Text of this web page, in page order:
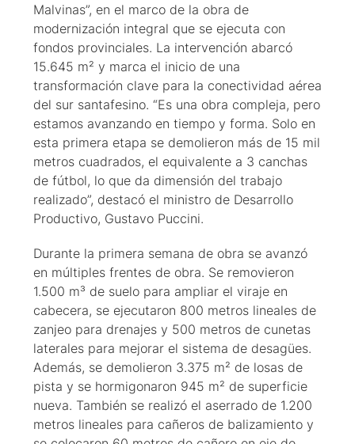
Malvinas”, en el marco de la obra de
modernización integral que se ejecuta con
fondos provinciales. La intervención abarcó
15.645 m² y marca el inicio de una
transformación clave para la conectividad aérea
del sur santafesino. “Es una obra compleja, pero
estamos avanzando en tiempo y forma. Solo en
esta primera etapa se demolieron más de 15 mil
metros cuadrados, el equivalente a 3 canchas
de fútbol, lo que da dimensión del trabajo
realizado”, destacó el ministro de Desarrollo
Productivo, Gustavo Puccini.
Durante la primera semana de obra se avanzó
en múltiples frentes de obra. Se removieron
1.500 m³ de suelo para ampliar el viraje en
cabecera, se ejecutaron 800 metros lineales de
zanjeo para drenajes y 500 metros de cunetas
laterales para mejorar el sistema de desagües.
Además, se demolieron 3.375 m² de losas de
pista y se hormigonaron 945 m² de superficie
nueva. También se realizó el aserrado de 1.200
metros lineales para cañeros de balizamiento y